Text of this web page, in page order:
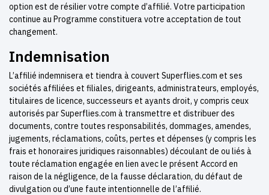
option est de résilier votre compte d’affilié. Votre participation
continue au Programme constituera votre acceptation de tout
changement.
Indemnisation
L’affilié indemnisera et tiendra à couvert Superflies.com et ses
sociétés affiliées et filiales, dirigeants, administrateurs, employés,
titulaires de licence, successeurs et ayants droit, y compris ceux
autorisés par Superflies.com à transmettre et distribuer des
documents, contre toutes responsabilités, dommages, amendes,
jugements, réclamations, coûts, pertes et dépenses (y compris les
frais et honoraires juridiques raisonnables) découlant de ou liés à
toute réclamation engagée en lien avec le présent Accord en
raison de la négligence, de la fausse déclaration, du défaut de
divulgation ou d’une faute intentionnelle de l’affilié.